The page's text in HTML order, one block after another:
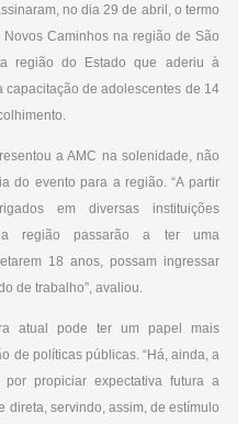
no dia 29 de abril, o termo
Caminhos na região de São
região do Estado que aderiu à
de adolescentes de 14
a AMC na solenidade, não
do evento para a região. “A partir
em diversas instituições
região passarão a ter uma
18 anos, possam ingressar
de trabalho”, avaliou.
atual pode ter um papel mais
de políticas públicas. “Há, ainda, a
propiciar expectativa futura a
direta, servindo, assim, de estímulo